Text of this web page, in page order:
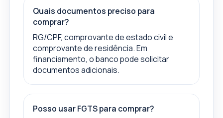
Quais documentos preciso para
comprar?
RG/CPF, comprovante de estado civil e
comprovante de residência. Em
financiamento, o banco pode solicitar
documentos adicionais.
Posso usar FGTS para comprar?